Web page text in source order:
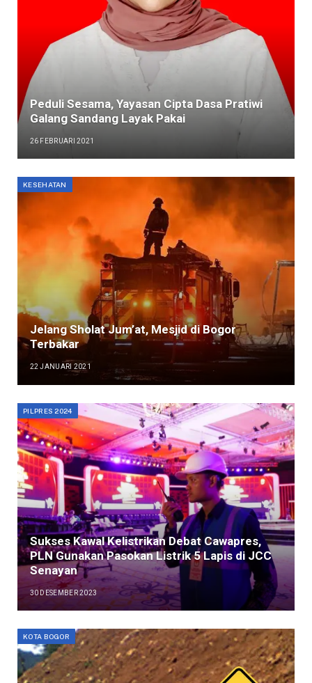
Peduli Sesama, Yayasan Cipta Dasa Pratiwi
Galang Sandang Layak Pakai
26 FEBRUARI 2021
KESEHATAN
Jelang Sholat Jum’at, Mesjid di Bogor
Terbakar
22 JANUARI 2021
PILPRES 2024
Sukses Kawal Kelistrikan Debat Cawapres,
PLN Gunakan Pasokan Listrik 5 Lapis di JCC
Senayan
30 DESEMBER 2023
KOTA BOGOR